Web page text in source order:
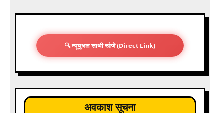
🔍 म्यूचुअल साथी खोजें (Direct Link)
अवकाश सूचना